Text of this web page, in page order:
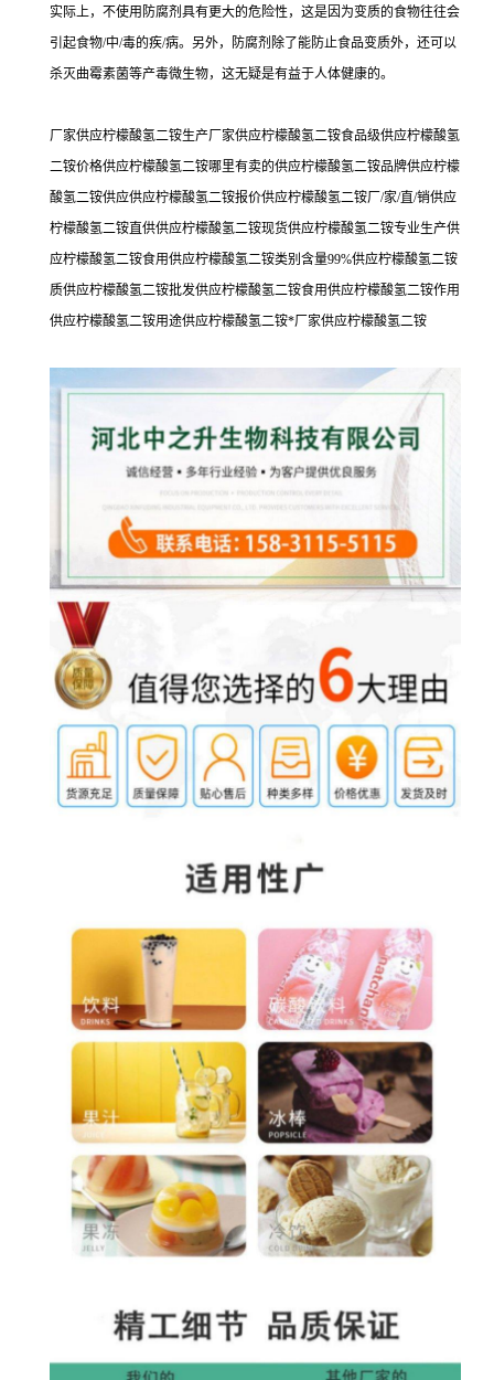
实际上，不使用防腐剂具有更大的危险性，这是因为变质的食物往往会
引起食物/中/毒的疾/病。另外，防腐剂除了能防止食品变质外，还可以
杀灭曲霉素菌等产毒微生物，这无疑是有益于人体健康的。
厂家供应柠檬酸氢二铵生产厂家供应柠檬酸氢二铵食品级供应柠檬酸氢
二铵价格供应柠檬酸氢二铵哪里有卖的供应柠檬酸氢二铵品牌供应柠檬
酸氢二铵供应供应柠檬酸氢二铵报价供应柠檬酸氢二铵厂/家/直/销供应
柠檬酸氢二铵直供供应柠檬酸氢二铵现货供应柠檬酸氢二铵专业生产供
应柠檬酸氢二铵食用供应柠檬酸氢二铵类别含量99%供应柠檬酸氢二铵
质供应柠檬酸氢二铵批发供应柠檬酸氢二铵食用供应柠檬酸氢二铵作用
供应柠檬酸氢二铵用途供应柠檬酸氢二铵*厂家供应柠檬酸氢二铵